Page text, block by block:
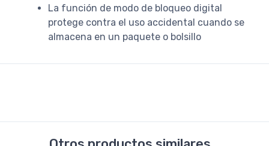
La función de modo de bloqueo digital
protege contra el uso accidental cuando se
almacena en un paquete o bolsillo